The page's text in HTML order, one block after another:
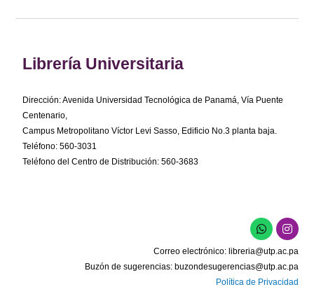
Librería Universitaria
Dirección: Avenida Universidad Tecnológica de Panamá, Vía Puente
Centenario,
Campus Metropolitano Víctor Levi Sasso, Edificio No.3 planta baja.
Teléfono: 560-3031
Teléfono del Centro de Distribución: 560-3683
W
h
a
t
s
a
p
I
n
s
t
a
g
r
Correo electrónico: libreria@utp.ac.pa
Buzón de sugerencias: buzondesugerencias@utp.ac.pa
Política de Privacidad